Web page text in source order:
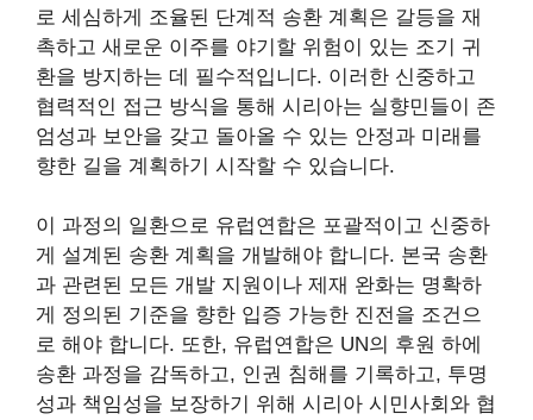
로 세심하게 조율된 단계적 송환 계획은 갈등을 재
촉하고 새로운 이주를 야기할 위험이 있는 조기 귀
환을 방지하는 데 필수적입니다. 이러한 신중하고
협력적인 접근 방식을 통해 시리아는 실향민들이 존
엄성과 보안을 갖고 돌아올 수 있는 안정과 미래를
향한 길을 계획하기 시작할 수 있습니다.
이 과정의 일환으로 유럽연합은 포괄적이고 신중하
게 설계된 송환 계획을 개발해야 합니다. 본국 송환
과 관련된 모든 개발 지원이나 제재 완화는 명확하
게 정의된 기준을 향한 입증 가능한 진전을 조건으
로 해야 합니다. 또한, 유럽연합은 UN의 후원 하에
송환 과정을 감독하고, 인권 침해를 기록하고, 투명
성과 책임성을 보장하기 위해 시리아 시민사회와 협